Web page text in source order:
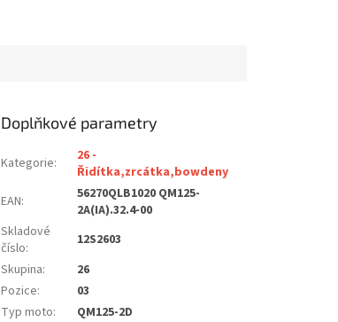
Doplňkové parametry
Kategorie:
26 -
Řidítka,zrcátka,bowdeny
EAN:
56270QLB1020 QM125-
2A(IA).32.4-00
Skladové
číslo:
12S2603
Skupina:
26
Pozice:
03
Typ moto:
QM125-2D